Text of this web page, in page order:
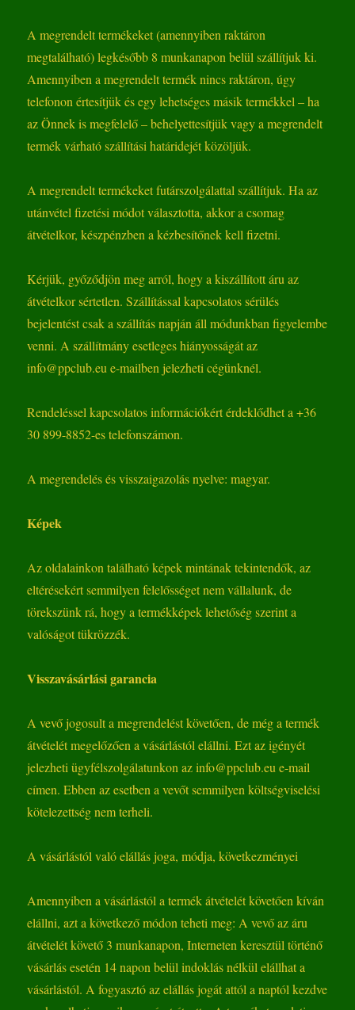
A megrendelt termékeket (amennyiben raktáron
megtalálható) legkésőbb 8 munkanapon belül szállítjuk ki.
Amennyiben a megrendelt termék nincs raktáron, úgy
telefonon értesítjük és egy lehetséges másik termékkel – ha
az Önnek is megfelelő – behelyettesítjük vagy a megrendelt
termék várható szállítási határidejét közöljük.
A megrendelt termékeket futárszolgálattal szállítjuk. Ha az
utánvétel fizetési módot választotta, akkor a csomag
átvételkor, készpénzben a kézbesítőnek kell fizetni.
Kérjük, győződjön meg arról, hogy a kiszállított áru az
átvételkor sértetlen. Szállítással kapcsolatos sérülés
bejelentést csak a szállítás napján áll módunkban figyelembe
venni. A szállítmány esetleges hiányosságát az
info@ppclub.eu e-mailben jelezheti cégünknél.
Rendeléssel kapcsolatos információkért érdeklődhet a +36
30 899-8852-es telefonszámon.
A megrendelés és visszaigazolás nyelve: magyar.
Képek
Az oldalainkon található képek mintának tekintendők, az
eltérésekért semmilyen felelősséget nem vállalunk, de
törekszünk rá, hogy a termékképek lehetőség szerint a
valóságot tükrözzék.
Visszavásárlási garancia
A vevő jogosult a megrendelést követően, de még a termék
átvételét megelőzően a vásárlástól elállni. Ezt az igényét
jelezheti ügyfélszolgálatunkon az info@ppclub.eu e-mail
címen. Ebben az esetben a vevőt semmilyen költségviselési
kötelezettség nem terheli.
A vásárlástól való elállás joga, módja, következményei
Amennyiben a vásárlástól a termék átvételét követően kíván
elállni, azt a következő módon teheti meg: A vevő az áru
átvételét követő 3 munkanapon, Interneten keresztül történő
vásárlás esetén 14 napon belül indoklás nélkül elállhat a
vásárlástól. A fogyasztó az elállás jogát attól a naptól kezdve